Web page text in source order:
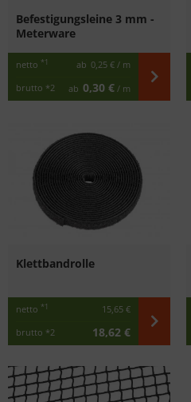
Befestigungsleine 3 mm -
Meterware
netto *1 ab 0,25 € / m
brutto *2 ab 0,30 € / m
Klettbandrolle
netto *1
15,65 €
brutto *2 18,62 €